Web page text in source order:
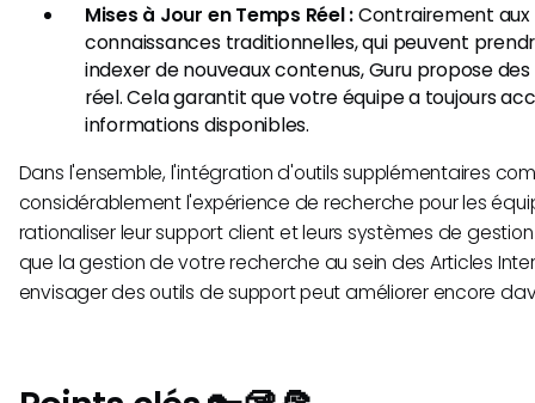
Mises à Jour en Temps Réel :Contrairement aux
connaissances traditionnelles, qui peuvent
indexer de nouveaux contenus, Guru propose
réel. Cela garantit que votre équipe a toujours
informations disponibles.
Dans l'ensemble, l'intégration d'outils supplémentaires
considérablement l'expérience de recherche pour les
rationaliser leur support client et leurs systèmes de
que la gestion de votre recherche au sein des Articles
envisager des outils de support peut améliorer encore